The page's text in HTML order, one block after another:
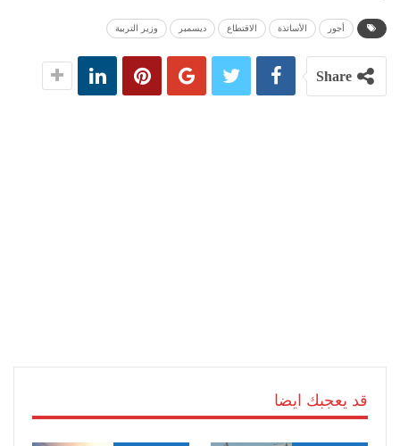
أجور الأساتذة الاقتطاع ديسمبر وزير التربية
Share
قد يعجبك ايضا